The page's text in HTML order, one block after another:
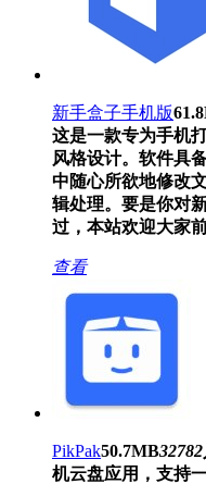
新手盒子手机版
这是一款专为手机
风格设计。软件具
中随心所欲地修改
辑处理。要是你对
过，本站欢迎大家
查看
PikPak50.7MB32782
机云盘应用，支持